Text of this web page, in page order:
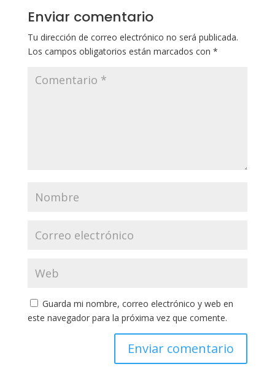
Enviar comentario
Tu dirección de correo electrónico no será publicada.
Los campos obligatorios están marcados con *
Guarda mi nombre, correo electrónico y web en
este navegador para la próxima vez que comente.